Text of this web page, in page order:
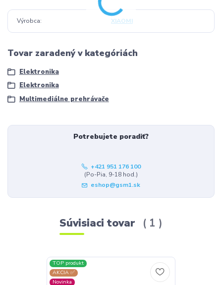
Výrobca XIAOMI
Tovar zaradený v kategóriách
Elektronika
Elektronika
Multimediálne prehrávače
Potrebujete poradiť?
+421 951 176 100
(Po-Pia, 9-18 hod.)
eshop@gsm1.sk
Súvisiaci tovar 1
TOP produkt
AKCIA ✅
Novinka